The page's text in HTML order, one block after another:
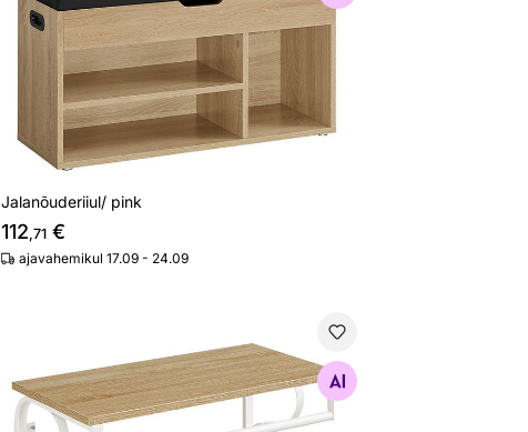
Jalanõuderiiul/ pink
112,71€
ajavahemikul 17.09 - 24.09
Otsi sarnaseid